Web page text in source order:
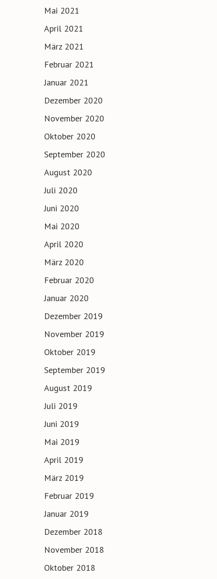
Mai 2021
April 2021
März 2021
Februar 2021
Januar 2021
Dezember 2020
November 2020
Oktober 2020
September 2020
August 2020
Juli 2020
Juni 2020
Mai 2020
April 2020
März 2020
Februar 2020
Januar 2020
Dezember 2019
November 2019
Oktober 2019
September 2019
August 2019
Juli 2019
Juni 2019
Mai 2019
April 2019
März 2019
Februar 2019
Januar 2019
Dezember 2018
November 2018
Oktober 2018